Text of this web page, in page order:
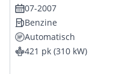
07-2007
Benzine
Automatisch
421 pk (310 kW)